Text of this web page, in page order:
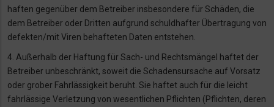
haften gegenüber dem Betreiber insbesondere für Schäden, die
dem Betreiber oder Dritten aufgrund schuldhafter Übertragung von
defekten/mit Viren behafteten Daten entstehen.
4. Außerhalb der Haftung für Sach- und Rechtsmängel haftet der
Betreiber unbeschränkt, soweit die Schadensursache auf Vorsatz
oder grober Fahrlässigkeit beruht. Sie haftet auch für die leicht
fahrlässige Verletzung von wesentlichen Pflichten (Pflichten, deren